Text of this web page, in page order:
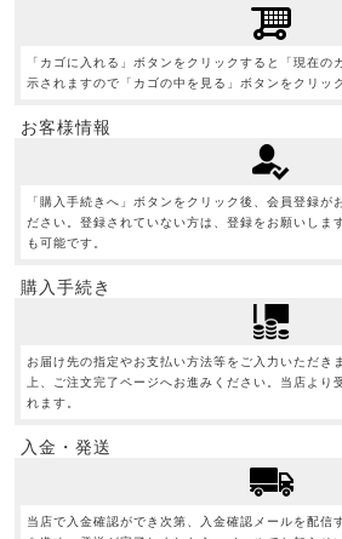
「カゴに入れる」ボタンをクリックすると「現在の
示されますので「カゴの中を見る」ボタンをクリッ
お客様情報
「購入手続きへ」ボタンをクリック後、会員登録が
ださい。登録されていない方は、登録をお願いしま
も可能です。
購入手続き
お届け先の指定やお支払い方法等をご入力いただき
上、ご注文完了ページへお進みください。当店より
れます。
入金・発送
当店で入金確認ができ次第、入金確認メールを配信